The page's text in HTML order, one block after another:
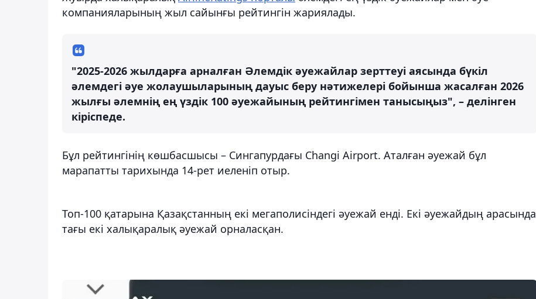
компанияларының жыл сайынғы рейтингін жариялады.
"2025-2026 жылдарға арналған Әлемдік әуежайлар зерттеуі аясында бүкіл
әлемдегі әуе жолаушыларының дауыс беру нәтижелері бойынша жасалған 2026
жылғы әлемнің ең үздік 100 әуежайының рейтингімен танысыңыз", – делінген
кіріспеде.
Бұл рейтингінің көшбасшысы – Сингапурдағы Changi Airport. Аталған әуежай бұл
марапатты тарихында 14-рет иеленіп отыр.
Топ-100 қатарына Қазақстанның екі мегаполисіндегі әуежай енді. Екі әуежайдың арасында
тағы екі халықаралық әуежай орналасқан.